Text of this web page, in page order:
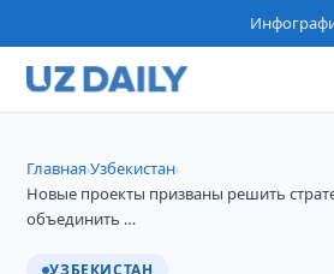
Главная›Узбекистан›
Новые проекты призваны решить
объединить …
УЗБЕКИСТАН